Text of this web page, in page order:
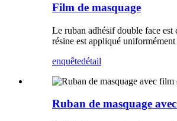
Film de masquage
Le ruban adhésif double face est
résine est appliqué
enquêtedétail
Ruban de masquage